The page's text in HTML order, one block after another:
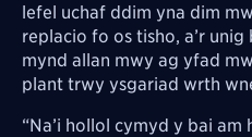
lefel uchaf ddim yna dim
replacio fo os tisho, a’r unig
mynd allan mwy ag yfad
plant trwy ysgariad wrth
“Na’i hollol cymyd y bai am